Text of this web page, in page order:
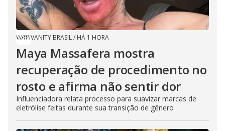
VANITY BRASIL/ HÁ 1 HORA
Maya Massafera mostra
recuperação de procedimento no
rosto e afirma não sentir dor
Influenciadora relata processo para suavizar marcas de
eletrólise feitas durante sua transição de gênero